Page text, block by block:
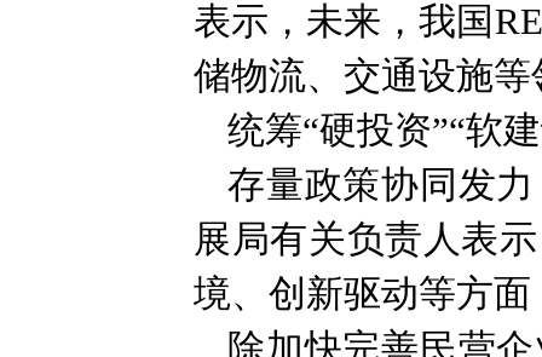
表示，未来，我国
储物流、交通设施
统筹“硬投资”“软
存量政策协同发
展局有关负责人表
境、创新驱动等方
除加快完善民营